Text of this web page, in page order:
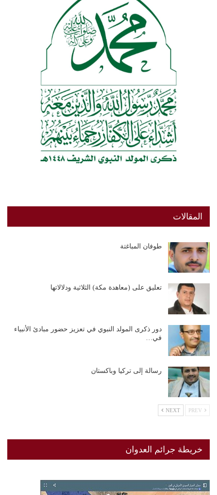
المقالات
طوفان المباغتة
تعليق على (معاهدة مكة) الثلاثية ودلالاتها
دور ذكرى المولد النبوي في تعزيز حضور مبادئ الأنبياء
في…
رسالة إلى تركيا وباكستان
NEXT
خريطة جرائم العدوان